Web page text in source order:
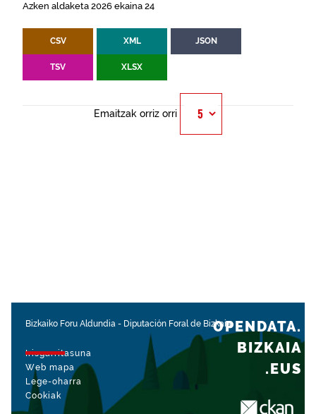
Azken aldaketa 2026 ekaina 24
CSV XML JSON
TSV XLSX
Emaitzak orriz orri
Bizkaiko Foru Aldundia - Diputación Foral de Bizkaia
Irisgarritasuna
Web mapa
Lege-oharra
Cookiak
OPENDATA.
BIZKAIA
.EUS